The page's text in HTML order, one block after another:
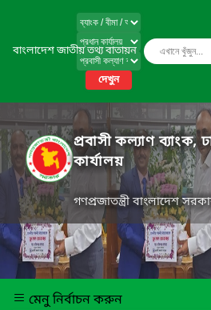
বাংলাদেশ জাতীয় তথ্য বাতায়ন
দেখুন
প্রবাসী কল্যাণ
কার্যালয়
গণপ্রজাতন্ত্রী বাংলাদেশ
মেনু নির্বাচন করুন